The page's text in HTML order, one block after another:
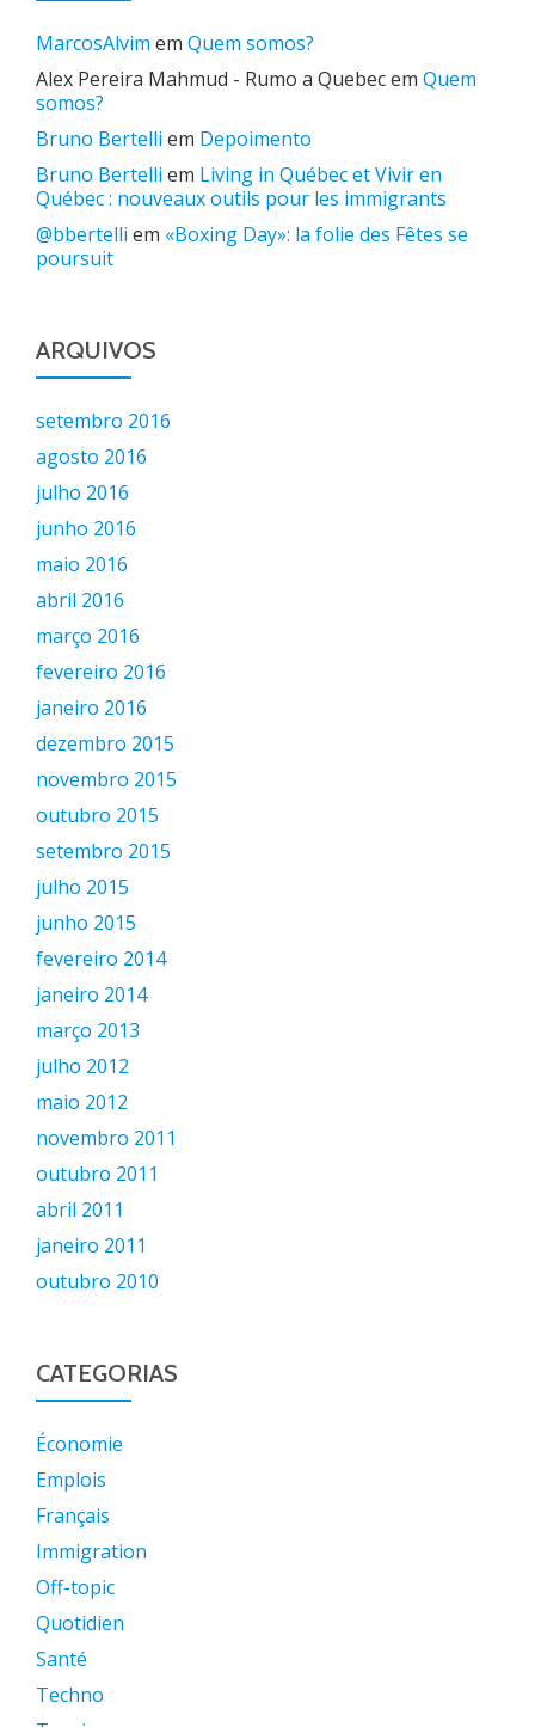
MarcosAlvim em Quem somos?
Alex Pereira Mahmud - Rumo a Quebecem Quem
somos?
Bruno Bertelli em Depoimento
Bruno Bertelli em Living in Québec et Vivir en
Québec : nouveaux outils pour les immigrants
@bbertelli em «Boxing Day»: la folie des Fêtes se
poursuit
ARQUIVOS
setembro 2016
agosto 2016
julho 2016
junho 2016
maio 2016
abril 2016
março 2016
fevereiro 2016
janeiro 2016
dezembro 2015
novembro 2015
outubro 2015
setembro 2015
julho 2015
junho 2015
fevereiro 2014
janeiro 2014
março 2013
julho 2012
maio 2012
novembro 2011
outubro 2011
abril 2011
janeiro 2011
outubro 2010
CATEGORIAS
Économie
Emplois
Français
Immigration
Off-topic
Quotidien
Santé
Techno